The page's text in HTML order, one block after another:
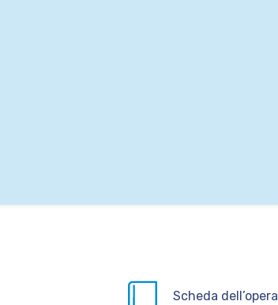
Scheda dell’opera